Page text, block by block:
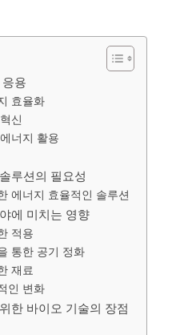
용
효율화
신
너지 활용
루션의 필요성
에너지 효율적인 솔루션
에 미치는 영향
적용
통한 공기 정화
재료
인 변화
한 바이오 기술의 장점